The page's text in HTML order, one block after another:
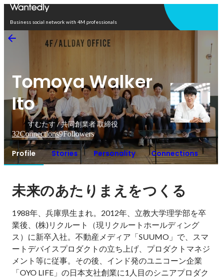
Business social network with 4M professionals
Tomoya Walker
Ito
すむたす / 共同創業者 取締役
32Connections9Followers
Profile Stories Personality Connections
未来のあたりまえをつくる
1988年、兵庫県生まれ。2012年、立教大学理学部を卒
業後、(株)リクルート（現リクルートホールディング
ス）に新卒入社。不動産メディア「SUUMO」で、スマ
ートデバイスプロダクトの立ち上げ、プロダクトマネジ
メント等に従事。その後、インド発のユニコーン企業
「OYO LIFE」の日本支社創業に1人目のシニアプロダク